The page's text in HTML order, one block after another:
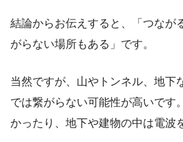
結論からお伝えすると、「つなが
がらない場所もある」です。
当然ですが、山やトンネル、地下
では繋がらない可能性が高いです
かったり、地下や建物の中は電波